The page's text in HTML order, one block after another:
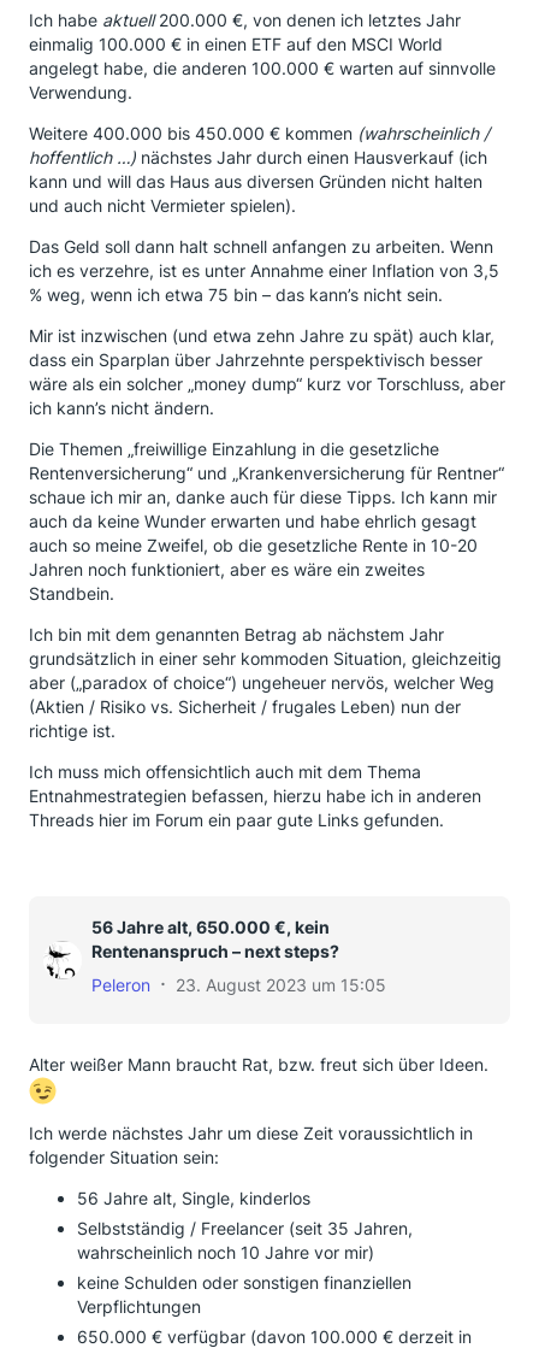
Ich habe aktuell200.000 €, von denen ich letztes Jahr
einmalig 100.000 € in einen ETF auf den MSCI World
angelegt habe, die anderen 100.000 € warten auf sinnvolle
Verwendung.
Weitere 400.000 bis 450.000 € kommen (wahrscheinlich /
hoffentlich …) nächstes Jahr durch einen Hausverkauf (ich
kann und will das Haus aus diversen Gründen nicht halten
und auch nicht Vermieter spielen).
Das Geld soll dann halt schnell anfangen zu arbeiten. Wenn
ich es verzehre, ist es unter Annahme einer Inflation von 3,5
% weg, wenn ich etwa 75 bin – das kann’s nicht sein.
Mir ist inzwischen (und etwa zehn Jahre zu spät) auch klar,
dass ein Sparplan über Jahrzehnte perspektivisch besser
wäre als ein solcher „money dump“ kurz vor Torschluss, aber
ich kann’s nicht ändern.
Die Themen „freiwillige Einzahlung in die gesetzliche
Rentenversicherung“ und „Krankenversicherung für Rentner“
schaue ich mir an, danke auch für diese Tipps. Ich kann mir
auch da keine Wunder erwarten und habe ehrlich gesagt
auch so meine Zweifel, ob die gesetzliche Rente in 10-20
Jahren noch funktioniert, aber es wäre ein zweites
Standbein.
Ich bin mit dem genannten Betrag ab nächstem Jahr
grundsätzlich in einer sehr kommoden Situation, gleichzeitig
aber („paradox of choice“) ungeheuer nervös, welcher Weg
(Aktien / Risiko vs. Sicherheit / frugales Leben) nun der
richtige ist.
Ich muss mich offensichtlich auch mit dem Thema
Entnahmestrategien befassen, hierzu habe ich in anderen
Threads hier im Forum ein paar gute Links gefunden.
56 Jahre alt, 650.000 €, kein
Rentenanspruch – next steps?
Peleron
23. August 2023 um 15:05
Alter weißer Mann braucht Rat, bzw. freut sich über Ideen.
Ich werde nächstes Jahr um diese Zeit voraussichtlich in
folgender Situation sein:
56 Jahre alt, Single, kinderlos
Selbstständig / Freelancer (seit 35 Jahren,
wahrscheinlich noch 10 Jahre vor mir)
keine Schulden oder sonstigen finanziellen
Verpflichtungen
650.000 € verfügbar (davon 100.000 € derzeit in